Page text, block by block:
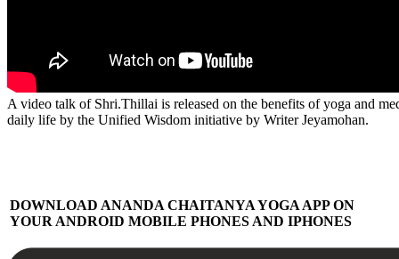
A video talk of Shri.Thillai is released on the benefits of yoga and
daily life by the Unified Wisdom initiative by Writer Jeyamohan.
DOWNLOAD ANANDA CHAITANYA YOGA APP ON
YOUR ANDROID MOBILE PHONES AND IPHONES